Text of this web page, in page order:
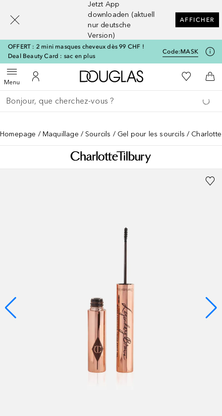
Jetzt App
downloaden (aktuell
nur deutsche
Version)
AFFICHER
OFFERT : 2 mini masques cheveux dès 99 CHF !
Deal Beauty Card : sac en plus
Code:MASK
MenuOuvrir le menuVers Mon Compte
Vers l'accueil Douglas
Vers Ma
Retourner
Exécuter la recherche
Homepage Maquillage Sourcils Gel pour les sourcils
[navigation.slideout.screenreader]